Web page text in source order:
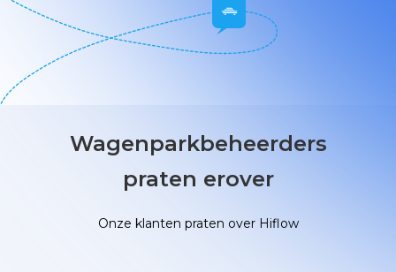
Wagenparkbeheerders
praten erover
Onze klanten praten over Hiflow